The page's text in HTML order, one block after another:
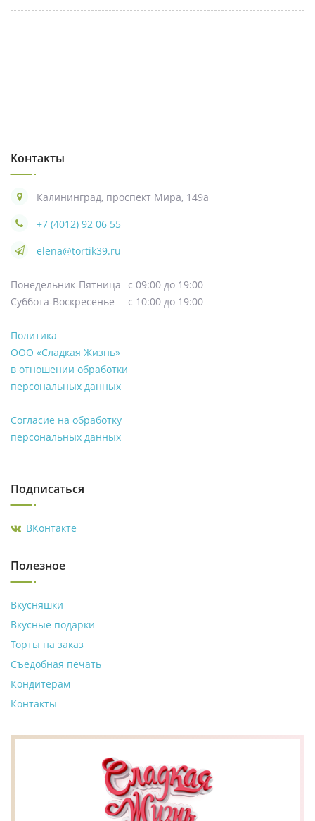
Контакты
Калининград, проспект Мира, 149а
+7 (4012) 92 06 55
elena@tortik39.ru
Понедельник-Пятница
с 09:00 до 19:00
Суббота-Воскресенье
с 10:00 до 19:00
Политика
ООО «Сладкая Жизнь»
в отношении обработки
персональных данных
Согласие на обработку
персональных данных
Подписаться
ВКонтакте
Полезное
Вкусняшки
Вкусные подарки
Торты на заказ
Съедобная печать
Кондитерам
Контакты